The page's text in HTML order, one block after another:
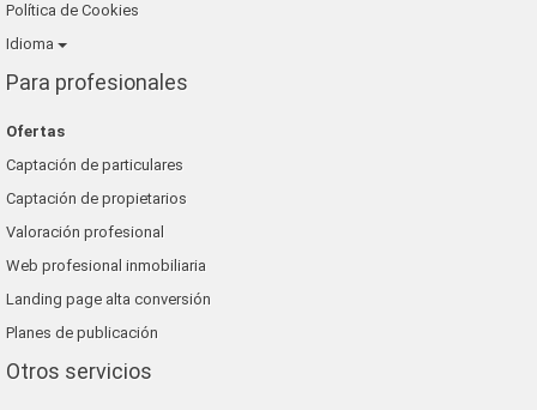
Política de Cookies
Idioma
Para profesionales
Ofertas
Captación de particulares
Captación de propietarios
Valoración profesional
Web profesional inmobiliaria
Landing page alta conversión
Planes de publicación
Otros servicios